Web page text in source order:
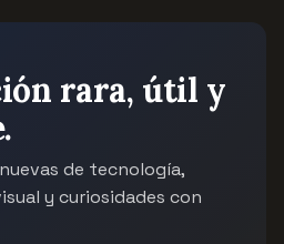
rara, útil y
de tecnología,
y curiosidades con